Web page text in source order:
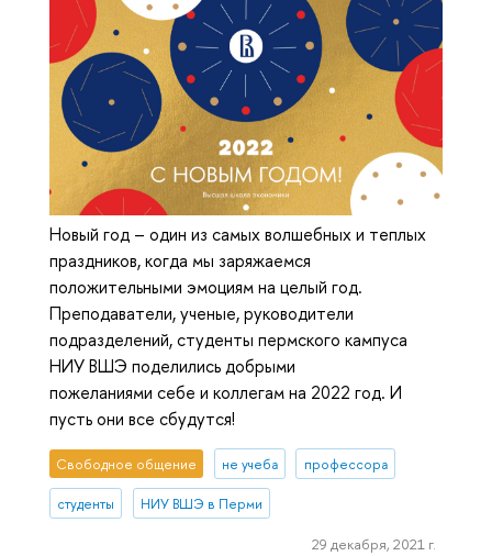
Новый год – один из самых волшебных и теплых
праздников, когда мы заряжаемся
положительными эмоциям на целый год.
Преподаватели, ученые, руководители
подразделений, студенты пермского кампуса
НИУ ВШЭ поделились добрыми
пожеланиями себе и коллегам на 2022 год. И
пусть они все сбудутся!
Свободное общение не учеба профессора
студенты НИУ ВШЭ в Перми
29 декабря, 2021 г.